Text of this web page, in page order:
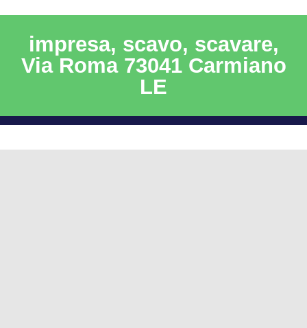
impresa, scavo, scavare,
Via Roma 73041 Carmiano
LE